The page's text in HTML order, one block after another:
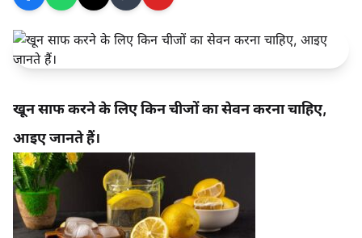
खून साफ करने के लिए किन चीजों का सेवन करना चाहिए,
आइए जानते हैं।